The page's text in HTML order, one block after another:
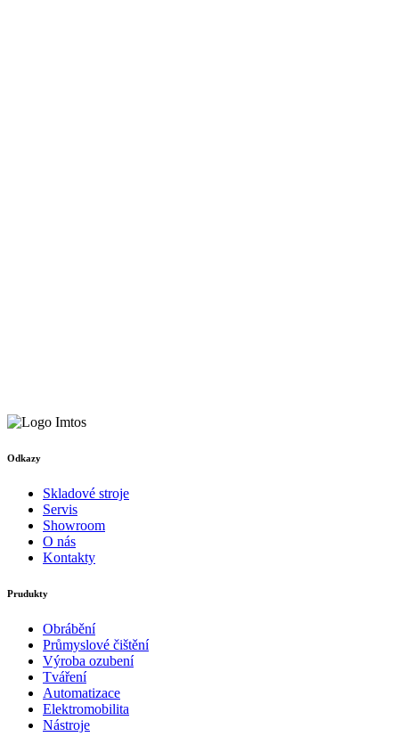
Odkazy
Skladové stroje
Servis
Showroom
O nás
Kontakty
Prudukty
Obrábění
Průmyslové čištění
Výroba ozubení
Tváření
Automatizace
Elektromobilita
Nástroje